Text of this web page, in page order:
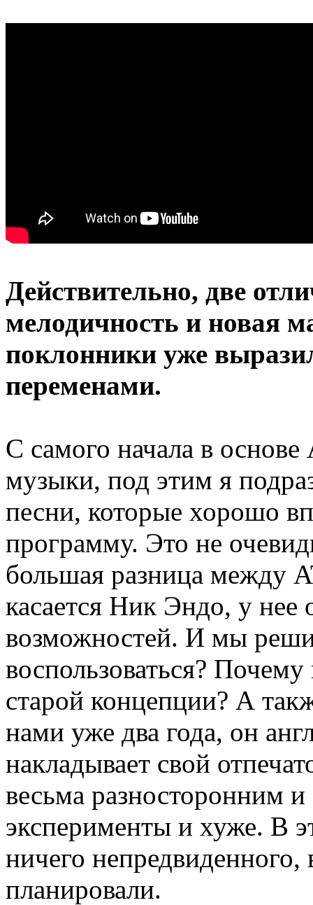
Действительно, две
мелодичность и новая
поклонники уже
переменами.
С самого начала в
музыки, под этим я
песни, которые хорошо
программу. Это не
большая разница между
касается Ник Эндо, у нее
возможностей. И мы
воспользоваться?
старой концепции? А
нами уже два года, он
накладывает свой
весьма разносторонним
эксперименты и хуже. В
ничего
планировали.